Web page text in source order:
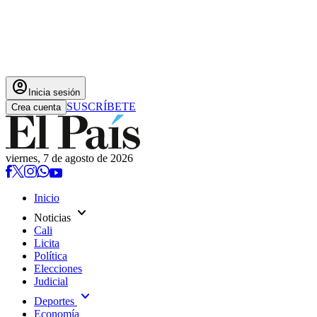
account_circle Inicia sesión
Crea cuenta SUSCRÍBETE
viernes, 7 de agosto de 2026
Inicio
Noticias expand_more
Cali
Licita
Política
Elecciones
Judicial
Deportes expand_more
Economía